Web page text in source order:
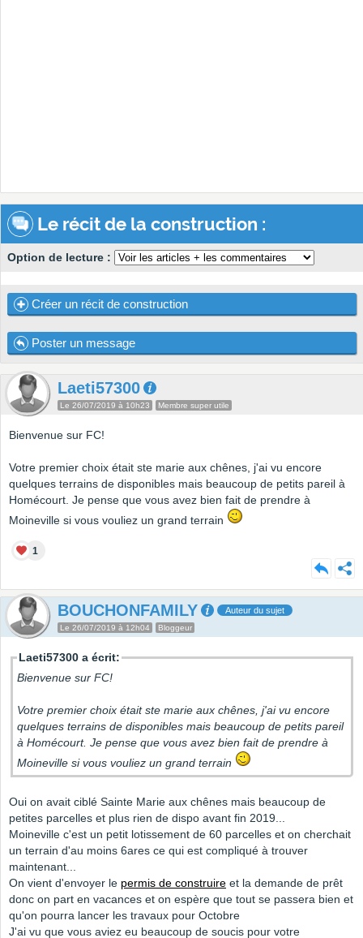
Le récit de la construction :
Option de lecture :
Créer un récit de construction
Poster un message
Laeti57300
Le 26/07/2019 à 10h23 Membre super utile
Bienvenue sur FC!
Votre premier choix était ste marie aux chênes, j'ai vu encore
quelques terrains de disponibles mais beaucoup de petits pareil à
Homécourt. Je pense que vous avez bien fait de prendre à
Moineville si vous vouliez un grand terrain
1
BOUCHONFAMILY Auteur du sujet
Le 26/07/2019 à 12h04 Bloggeur
Laeti57300 a écrit:
Bienvenue sur FC!
Votre premier choix était ste marie aux chênes, j'ai vu encore
quelques terrains de disponibles mais beaucoup de petits pareil
à Homécourt. Je pense que vous avez bien fait de prendre à
Moineville si vous vouliez un grand terrain
Oui on avait ciblé Sainte Marie aux chênes mais beaucoup de
petites parcelles et plus rien de dispo avant fin 2019...
Moineville c'est un petit lotissement de 60 parcelles et on cherchait
un terrain d'au moins 6ares ce qui est compliqué à trouver
maintenant...
On vient d'envoyer le permis de construire et la demande de prêt
donc on part en vacances et on espère que tout se passera bien et
qu'on pourra lancer les travaux pour Octobre
J'ai vu que vous aviez eu beaucoup de soucis pour votre